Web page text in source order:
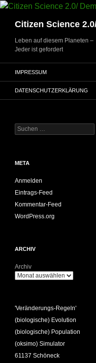
Zum
springenCitizen Science
Leben auf diesem Planeten –
Jeder ist gefordert
IMPRESSUM
DATENSCHUTZERKLÄRUNG
Suchen
nach:
META
Anmelden
Eintrags-Feed
Kommentar-Feed
WordPress.org
ARCHIV
Archiv
'Veränderungs-Regeln'
(biologische) Evolution
(biologische) Population
(oksimo) Simulator
61137 Schöneck